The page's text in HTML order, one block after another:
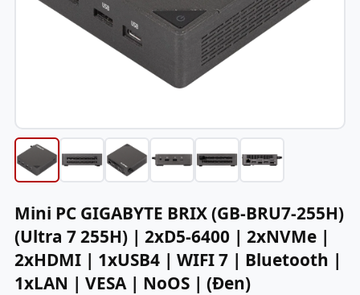
Mini PC GIGABYTE BRIX (GB-BRU7-255H)
(Ultra 7 255H) | 2xD5-6400 | 2xNVMe |
2xHDMI | 1xUSB4 | WIFI 7 | Bluetooth |
1xLAN | VESA | NoOS | (Đen)